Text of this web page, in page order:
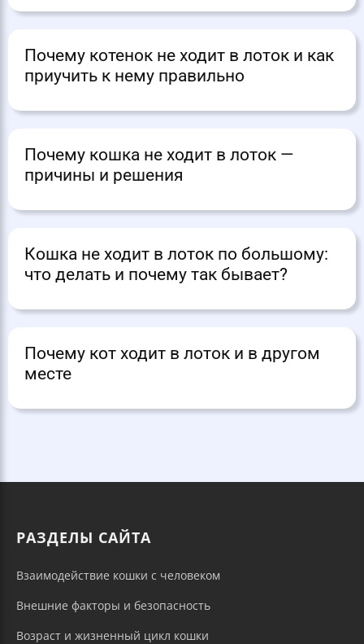
Почему котенок не ходит в лоток и как
приучить к нему правильно
Почему кошка не ходит в лоток —
причины и решения
Кошка не ходит в лоток по большому:
что делать и почему так бывает?
Почему кот ходит в лоток и в другом
месте
РАЗДЕЛЫ САЙТА
Взаимодействие кошки с человеком
Внешние факторы и безопасность
Возраст и жизненный цикл кошки